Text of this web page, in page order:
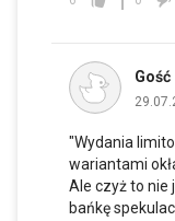
Gość
"Wydania
wariantami
Ale czyż to nie
bańkę